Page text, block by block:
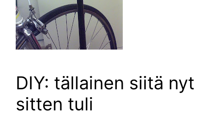
DIY: tällainen siitä nyt
sitten tuli